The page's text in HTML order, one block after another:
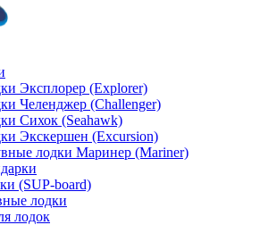
Эксплорер (Explorer)
Челенджер (Challenger)
Сихок (Seahawk)
Экскершен (Excursion)
лодки Маринер (Mariner)
(SUP-board)
лодки
лодок